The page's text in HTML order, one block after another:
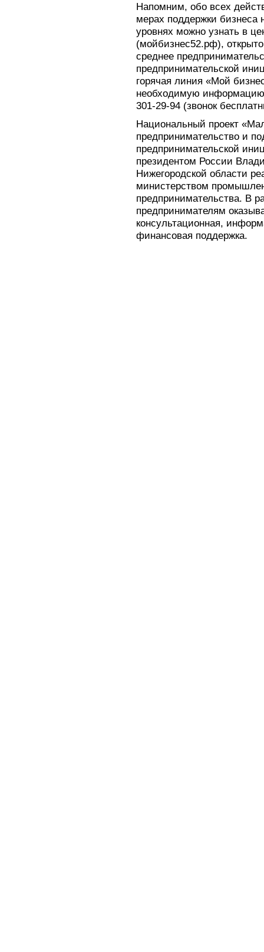
Напомним, обо всех
мерах поддержки бизнеса
уровнях можно узнать в
(мойбизнес52.рф),
среднее
предпринимательской
горячая линия «Мой
необходимую
301-29-94 (звонок
Национальный проект
предпринимательство и
предпринимательской
президентом России
Нижегородской области
министерством
предпринимательства. В
предпринимателям
консультационная,
финансовая поддержка.